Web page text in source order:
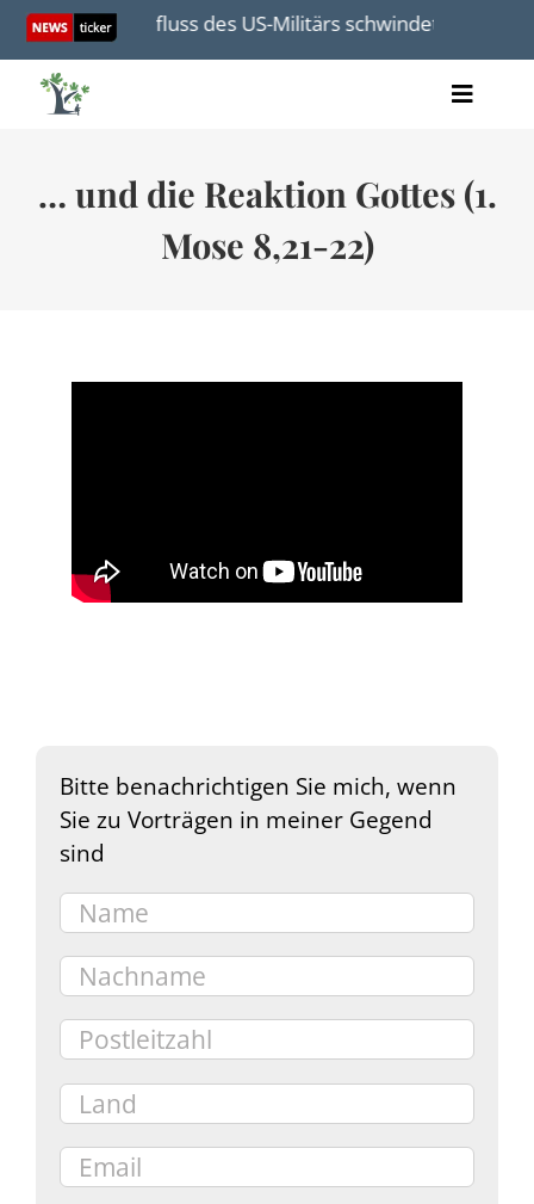
Skip
content
Einfluss des US-Militärs schwindet
Toggle
Audio
… und die Reaktion Gottes (1.
Mose 8,21-22)
Bitte benachrichtigen Sie mich, wenn
Sie zu Vorträgen in meiner Gegend
sind